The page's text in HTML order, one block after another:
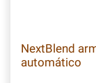
NextBlend
automático